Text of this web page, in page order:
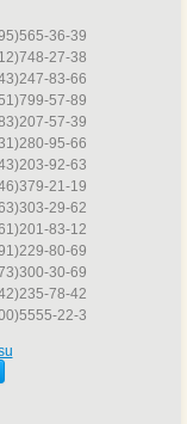
36-39
27-38
83-66
57-89
57-39
95-66
92-63
21-19
29-62
83-12
80-69
30-69
78-42
22-3